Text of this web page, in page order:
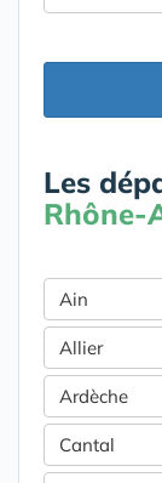
Les
Rhône-
Ain
Allier
Ardèche
Cantal